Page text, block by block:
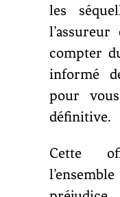
les
compter
informé
pour
définitive.
Cette